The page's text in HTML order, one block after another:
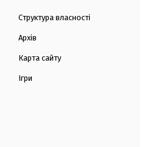
Структура власності
Архів
Карта сайту
Ігри